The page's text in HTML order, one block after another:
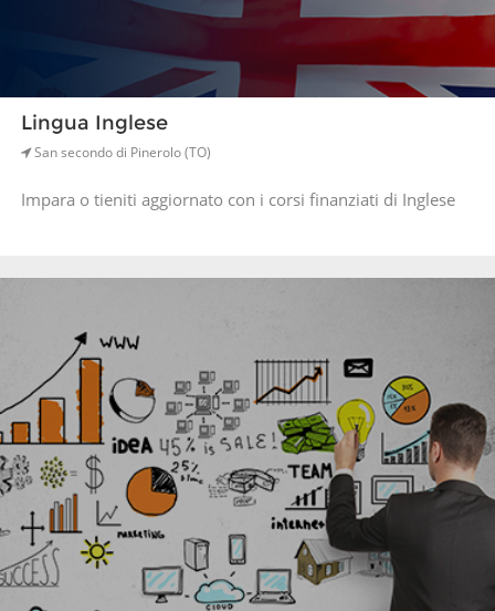
Lingua Inglese
San secondo di Pinerolo (TO)
Impara o tieniti aggiornato con i corsi finanziati di Inglese